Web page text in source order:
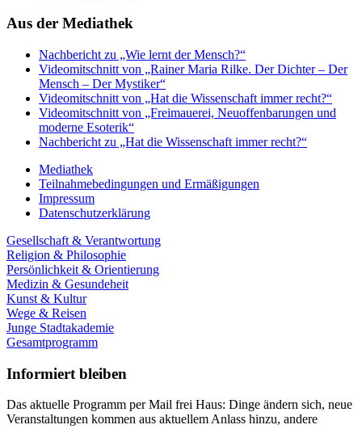
Aus der Mediathek
Nachbericht zu „Wie lernt der Mensch?“
Videomitschnitt von „Rainer Maria Rilke. Der Dichter – Der
Mensch – Der Mystiker“
Videomitschnitt von „Hat die Wissenschaft immer recht?“
Videomitschnitt von „Freimauerei, Neuoffenbarungen und
moderne Esoterik“
Nachbericht zu „Hat die Wissenschaft immer recht?“
Mediathek
Teilnahmebedingungen und Ermäßigungen
Impressum
Datenschutzerklärung
Gesellschaft & Verantwortung
Religion & Philosophie
Persönlichkeit & Orientierung
Medizin & Gesundeheit
Kunst & Kultur
Wege & Reisen
Junge Stadtakademie
Gesamtprogramm
Informiert bleiben
Das aktuelle Programm per Mail frei Haus: Dinge ändern sich, neue
Veranstaltungen kommen aus aktuellem Anlass hinzu, andere